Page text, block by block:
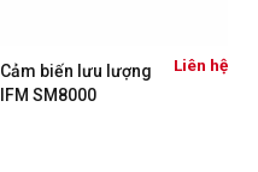
Cảm biến lưu lượng
IFM SM8000
Liên hệ